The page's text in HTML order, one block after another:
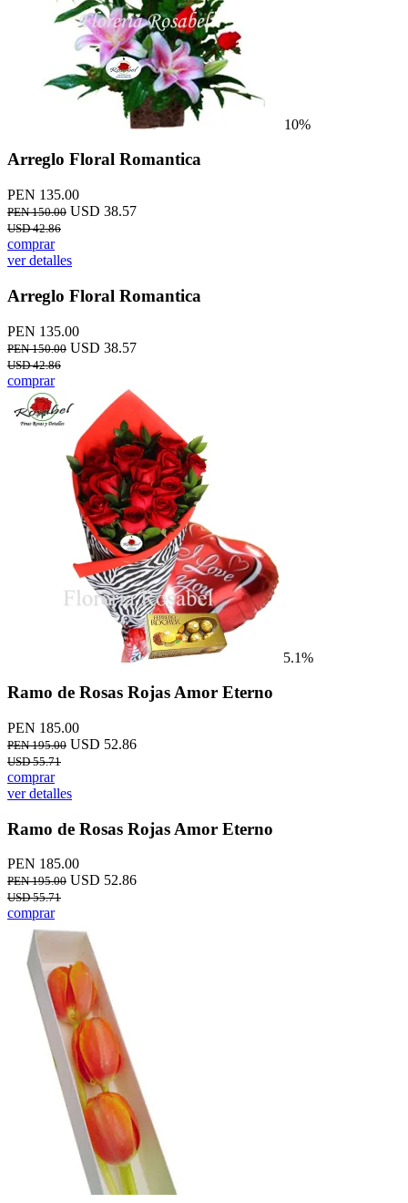
10%
Arreglo Floral Romantica
PEN 135.00
PEN 150.00 USD 38.57
USD 42.86
comprar
ver detalles
Arreglo Floral Romantica
PEN 135.00
PEN 150.00 USD 38.57
USD 42.86
comprar
5.1%
Ramo de Rosas Rojas Amor Eterno
PEN 185.00
PEN 195.00 USD 52.86
USD 55.71
comprar
ver detalles
Ramo de Rosas Rojas Amor Eterno
PEN 185.00
PEN 195.00 USD 52.86
USD 55.71
comprar